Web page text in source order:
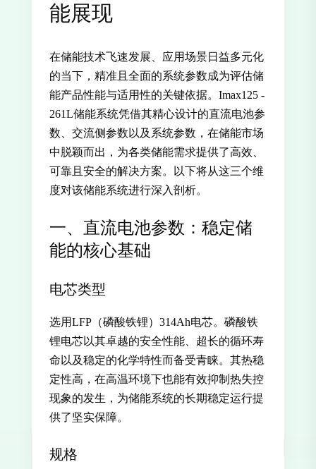
能展现
在储能技术飞速发展、应用场景日益多元化
的当下，精准且全面的系统参数成为评估储
能产品性能与适用性的关键依据。Imax125 -
261L储能系统凭借其精心设计的直流电池参
数、交流侧参数以及系统参数，在储能市场
中脱颖而出，为各类储能需求提供了高效、
可靠且安全的解决方案。以下将从这三个维
度对该储能系统进行深入剖析。
一、直流电池参数：稳定储
能的核心基础
电芯类型
选用LFP（磷酸铁锂）314Ah电芯。磷酸铁
锂电芯以其卓越的安全性能、超长的循环寿
命以及稳定的化学特性而备受青睐。其热稳
定性高，在高温环境下也能有效抑制热失控
现象的发生，为储能系统的长期稳定运行提
供了坚实保障。
规格